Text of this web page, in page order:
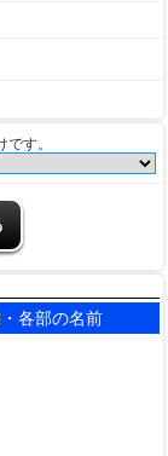
す。
各部の名前